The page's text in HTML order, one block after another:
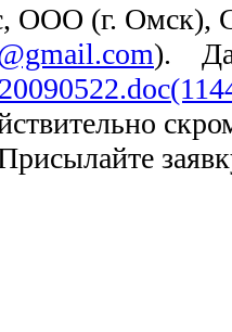
ООО (г. Омск),
).